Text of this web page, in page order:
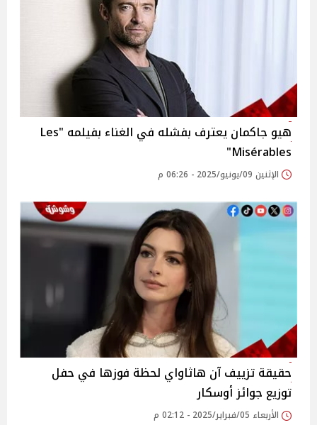
هيو جاكمان يعترف بفشله في الغناء بفيلمه "Les
Misérables"
الإثنين 09/يونيو/2025 - 06:26 م
حقيقة تزييف آن هاثاواي لحظة فوزها في حفل
توزيع جوائز أوسكار
الأربعاء 05/فبراير/2025 - 02:12 م